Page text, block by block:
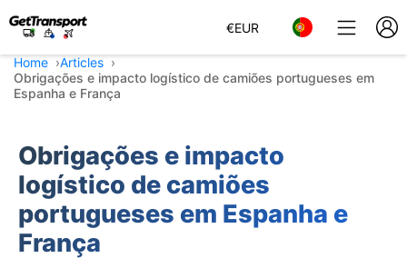
€EUR
Home
Articles
Obrigações e impacto logístico de camiões portugueses em
Espanha e França
Obrigações e impacto
logístico de camiões
portugueses em Espanha e
França